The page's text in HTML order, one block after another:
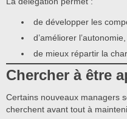
de développer les
d’améliorer l’autonomie,
de mieux répartir la
Chercher à être
Certains nouveaux managers
cherchent avant tout à